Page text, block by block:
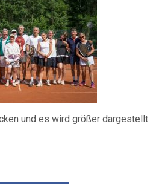
und es wird größer dargestellt